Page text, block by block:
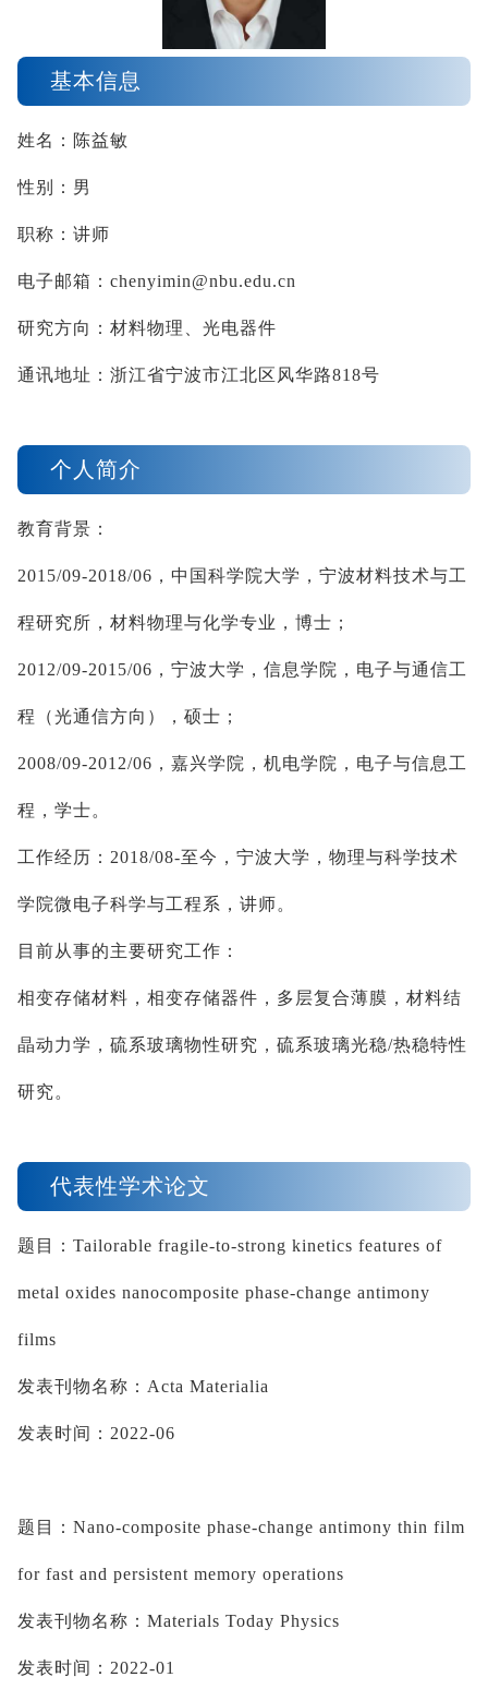
基本信息
姓名：陈益敏
性别：男
职称：讲师
电子邮箱： chenyimin@nbu.edu.cn
研究方向：材料物理、光电器件
通讯地址：浙江省宁波市江北区风华路818号
个人简介
教育背景：
2015/09-2018/06 ，中国科学院大学，宁波材料技术与工
程研究所，材料物理与化学专业，博士；
2012/09-2015/06 ，宁波大学，信息学院，电子与通信工
程（光通信方向），硕士；
2008/09-2012/06 ，嘉兴学院，机电学院，电子与信息工
程，学士。
工作经历： 2018/08-至今，宁波大学，物理与科学技术
学院微电子科学与工程系，讲师。
目前从事的主要研究工作：
相变存储材料，相变存储器件，多层复合薄膜，材料结
晶动力学， 硫系玻璃物性研究， 硫系玻璃光稳/热稳特性
研究。
代表性学术论文
题目： Tailorable fragile-to-strong kinetics features of
metal oxides nanocomposite phase-change antimony
films
发表刊物名称： Acta Materialia
发表时间： 2022-06
题目： Nano-composite phase-change antimony thin film
for fast and persistent memory operations
发表刊物名称： Materials Today Physics
发表时间： 2022-01